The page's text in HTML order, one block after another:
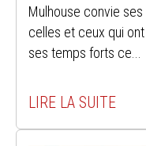
Mulhouse convie
celles et ceux qui
ses temps forts ce...
LIRE LA SUITE